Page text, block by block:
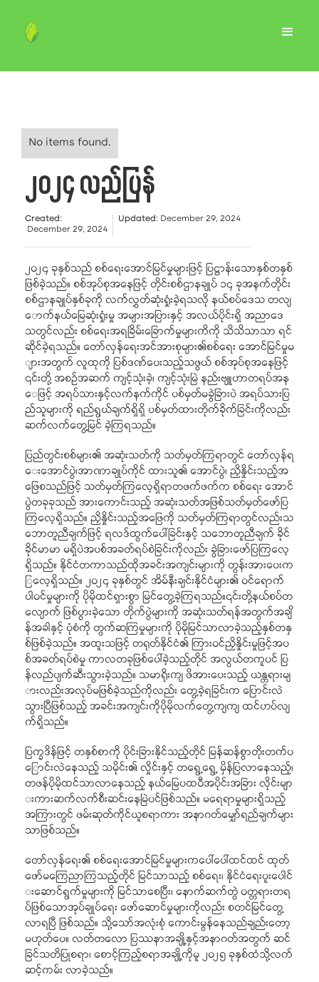
No items found.
၂၀၂၄ လည်ပြန်
Created:
December 29, 2024
Updated: December 29, 2024
၂၀၂၄ ခုနှစ်သည် စစ်ရေးအောင်မြင်မှုများဖြင့် ပြဋ္ဌာန်းသောနှစ်တနှစ်
ဖြစ်ခဲ့သည်။ စစ်အုပ်စုအနေဖြင့် တိုင်းစစ်ဌာနချုပ် ၁၄ ခုအနက်တိုင်း
စစ်ဌာနချုပ်နှစ်ခုကို လက်လွှတ်ဆုံးရှုံးခဲ့ရသလို နယ်စပ်ဒေသ တလျ
ောက်နယ်မြေဆုံးရှုံးမှု အများအပြားနှင့် အလယ်ပိုင်းရှိ အညာဒေ
သတွင်လည်း စစ်ရေးအရခြိမ်းခြောက်မှုများကိကို သိသိသာသာ ရင်
ဆိုင်ခဲ့ရသည်။ တော်လှန်ရေးအင်အားစုများ၏စစ်ရေး အောင်မြင်မှုမ
ျားအတွက် လူထုကို ပြစ်ဒဏ်ပေးသည့်သဖွယ် စစ်အုပ်စုအနေဖြင့်
၎င်းတို့ အစဉ်အဆက် ကျင့်သုံးခဲ့၊ ကျင့်သုံးမြဲ နည်းဗျူဟာတရပ်အန
ေဖြင့် အရပ်သားနှင့်လက်နက်ကိုင် ပစ်မှတ်မခွဲခြားပဲ အရပ်သားပြ
ည်သူများကို ရည်ရွယ်ချက်ရှိရှိ ပစ်မှတ်ထားတိုက်ခိုက်ခြင်းကိုလည်း
ဆက်လက်တွေ့မြင် ခဲ့ကြရသည်။
ပြည်တွင်းစစ်များ၏ အဆုံးသတ်ကို သတ်မှတ်ကြရာတွင် တော်လှန်ရ
ေးအောင်ပွဲ၊အာဏာချုပ်ကိုင် ထားသူ၏ အောင်ပွဲ၊ ညှိနှိုင်းသည့်အ
ဖြေစသည်ဖြင့် သတ်မှတ်ကြလေ့ရှိရာတဖက်ဖက်က စစ်ရေး အောင်
ပွဲတခုခုသည် အားကောင်းသည့် အဆုံးသတ်အဖြစ်သတ်မှတ်ဖော်ပြ
ကြလေ့ရှိသည်။ ညှိနှိုင်းသည့်အဖြေကို သတ်မှတ်ကြရာတွင်လည်းသ
ဘောတူညီချက်ဖြင့် ရလဒ်ထွက်ပေါ်ခြင်းနှင့် သဘောတူညီချက် ခိုင်
ခိုင်မာမာ မရှိပဲအပစ်အခတ်ရပ်စဲခြင်းကိုလည်း ခွဲခြားဖော်ပြကြလေ့
ရှိသည်။ နိုင်ငံတကာသည်ထိုအခင်းအကျင်းများကို တွန်းအားပေးက
ြလေ့ရှိသည်။ ၂၀၂၄ ခုနှစ်တွင် အိမ်နီးချင်းနိုင်ငံများ၏ ဝင်ရောက်
ပါဝင်မှုများကို ပိုမိုထင်ရှားစွာ မြင်တွေ့ခဲ့ကြရသည်။၎င်းတို့နယ်စပ်တ
လျောက် ဖြစ်ပွားခဲ့သော တိုက်ပွဲများကို အဆုံးသတ်ရန်အတွက်အချိ
န်အခါနှင့် ပုံစံကို တွက်ဆကြမှုများကို ပိုမိုမြင်သာလာခဲ့သည့်နှစ်တနှ
စ်ဖြစ်ခဲ့သည်။ အထူးသဖြင့် တရုတ်နိုင်ငံ၏ ကြားဝင်ညှိနှိုင်းမှုဖြင့်အပ
စ်အခတ်ရပ်စဲမှု ကာလတခုဖြစ်ပေါ်ခဲ့သည့်တိုင် အလွယ်တကူပင် ပြ
န်လည်ပျက်ဆီးသွားခဲ့သည်။ သမာရိုးကျ ဖိအားပေးသည့် ယန္တရားမျ
ားလည်းအလုပ်မဖြစ်ခဲ့သည်ကိုလည်း တွေ့ခဲ့ရခြင်းက ပြောင်းလဲ
သွားပြီဖြစ်သည့် အခင်းအကျင်းကိုပိုမိုလက်တွေ့ကျကျ ထင်ဟပ်လျ
က်ရှိသည်။
ပြက္ခဒိန်ဖြင့် တနှစ်စာကို ပိုင်းခြားနိုင်သည့်တိုင် မြန်ဆန်စွာတိုးတက်ပ
ြောင်းလဲနေသည့် သမိုင်း၏ လှိုင်းနှင့် တရွေ့ရွေ့ မှိန်ပြလာနေသည့်၊
တဖန်ပိုမိုထင်သာလာနေသည့် နယ်မြေပထဝီအပိုင်းအခြား လိုင်းမျာ
းကားဆက်လက်စီးဆင်းနေမြဲပင်ဖြစ်သည်။ မရေရာမှုများရှိသည့်
အကြားတွင် ဖမ်းဆုတ်ကိုင်ယူစရာကား အနာဂတ်မျှော်ရည်ချက်များ
သာဖြစ်သည်။
တော်လှန်ရေး၏ စစ်ရေးအောင်မြင်မှုများကပေါ်ပေါ်ထင်ထင် ထုတ်
ဖော်မကြေညာကြသည့်တိုင် မြင်သာသည့် စစ်ရေး၊ နိုင်ငံရေးပူးပေါင်
းဆောင်ရွက်မှုများကို မြင်သာစေပြီး၊ နောက်ဆက်တွဲ ဝတ္တရားတရ
ပ်ဖြစ်သောအုပ်ချုပ်ရေး ဖော်ဆောင်မှုများကိုလည်း စတင်မြင်တွေ့
လာရပြီ ဖြစ်သည်။ သို့သော်အလုံးစုံ ကောင်းမွန်နေသည်ချည်းတော့
မဟုတ်ပေ။ လတ်တလော ပြဿနာအချို့နှင့်​အနာဂတ်အတွက် ဆင်
ခြင်သတိပြုစရာ၊ စောင့်ကြည့်စရာအချို့ကိုမူ ၂၀၂၅ ခုနှစ်ထံသို့လက်
ဆင့်ကမ်း လာခဲ့သည်။